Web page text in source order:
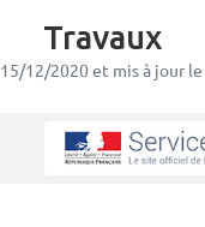
Travaux
15/12/2020et mis à jour le